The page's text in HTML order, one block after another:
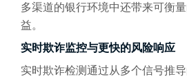
多渠道的银行环境中还带来可衡
益。
实时欺诈监控与更快的风险响应
实时欺诈检测通过从多个信号推